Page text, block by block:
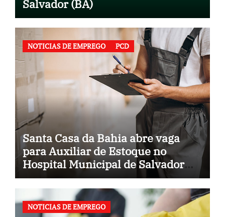
Salvador (BA)
NOTICIAS DE EMPREGO PCD
Santa Casa da Bahia abre vaga
para Auxiliar de Estoque no
Hospital Municipal de Salvador
(BA)
NOTICIAS DE EMPREGO